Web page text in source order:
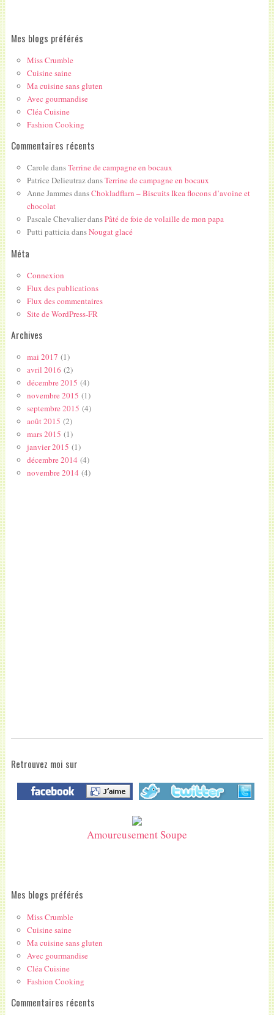
Mes blogs préférés
Miss Crumble
Cuisine saine
Ma cuisine sans gluten
Avec gourmandise
Cléa Cuisine
Fashion Cooking
Commentaires récents
Carole dansTerrine de campagne en bocaux
Patrice DelieutrazdansTerrine de campagne en bocaux
Anne JammesdansChokladflarn – Biscuits Ikea flocons d’avoine et
chocolat
Pascale ChevalierdansPâté de foie de volaille de mon papa
Putti patticiadansNougat glacé
Méta
Connexion
Flux des publications
Flux des commentaires
Site de WordPress-FR
Archives
mai 2017 (1)
avril 2016 (2)
décembre 2015 (4)
novembre 2015 (1)
septembre 2015 (4)
août 2015 (2)
mars 2015 (1)
janvier 2015 (1)
décembre 2014(4)
novembre 2014(4)
Retrouvez moi sur
Amoureusement Soupe
Mes blogs préférés
Miss Crumble
Cuisine saine
Ma cuisine sans gluten
Avec gourmandise
Cléa Cuisine
Fashion Cooking
Commentaires récents